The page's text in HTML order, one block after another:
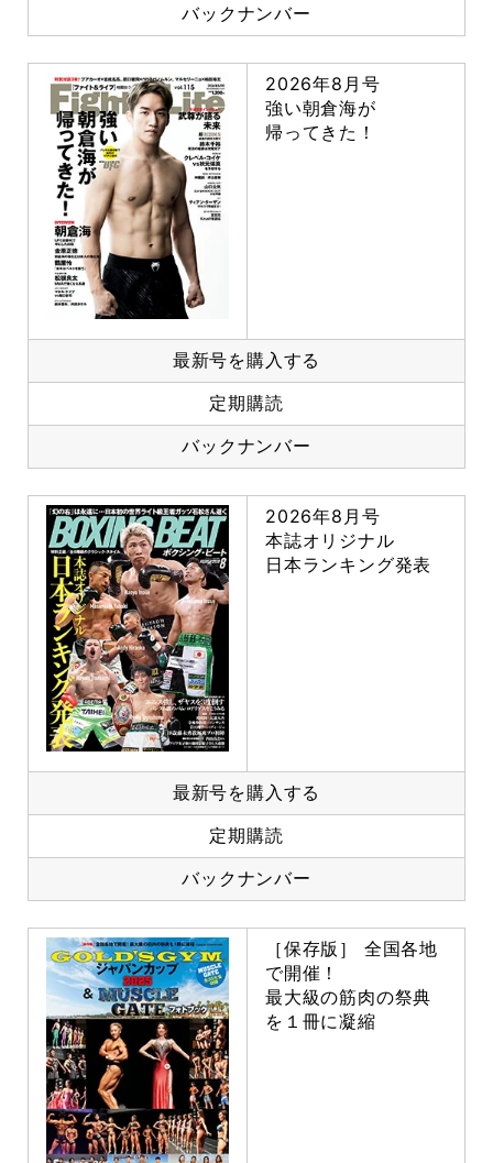
バックナンバー
2026年8月号
強い朝倉海が
帰ってきた！
最新号を購入する
定期購読
バックナンバー
2026年8月号
本誌オリジナル
日本ランキング発表
最新号を購入する
定期購読
バックナンバー
［保存版］ 全国各地
で開催！
最大級の筋肉の祭典
を１冊に凝縮